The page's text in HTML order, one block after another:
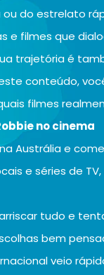
do estrelato
e filmes que
trajetória é
conteúdo,
filmes
no cinema
Austrália e
e séries de
tudo e
bem
veio